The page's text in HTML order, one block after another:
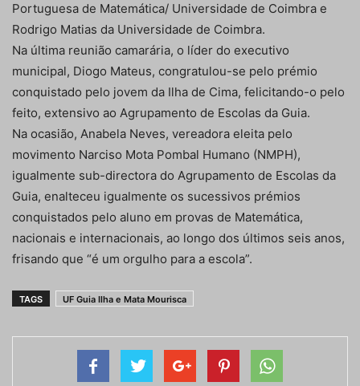
Portuguesa de Matemática/ Universidade de Coimbra e
Rodrigo Matias da Universidade de Coimbra.
Na última reunião camarária, o líder do executivo
municipal, Diogo Mateus, congratulou-se pelo prémio
conquistado pelo jovem da Ilha de Cima, felicitando-o pelo
feito, extensivo ao Agrupamento de Escolas da Guia.
Na ocasião, Anabela Neves, vereadora eleita pelo
movimento Narciso Mota Pombal Humano (NMPH),
igualmente sub-directora do Agrupamento de Escolas da
Guia, enalteceu igualmente os sucessivos prémios
conquistados pelo aluno em provas de Matemática,
nacionais e internacionais, ao longo dos últimos seis anos,
frisando que “é um orgulho para a escola”.
TAGS UF Guia Ilha e Mata Mourisca